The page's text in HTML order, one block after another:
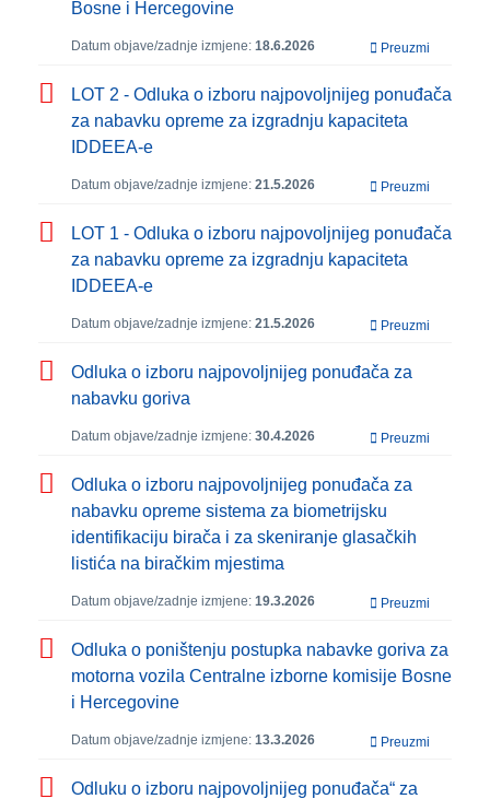
Bosne i Hercegovine
Datum objave/zadnje izmjene: 18.6.2026 Preuzmi
LOT 2 - Odluka o izboru najpovoljnijeg ponuđača
za nabavku opreme za izgradnju kapaciteta
IDDEEA-e
Datum objave/zadnje izmjene: 21.5.2026 Preuzmi
LOT 1 - Odluka o izboru najpovoljnijeg ponuđača
za nabavku opreme za izgradnju kapaciteta
IDDEEA-e
Datum objave/zadnje izmjene: 21.5.2026 Preuzmi
Odluka o izboru najpovoljnijeg ponuđača za
nabavku goriva
Datum objave/zadnje izmjene: 30.4.2026 Preuzmi
Odluka o izboru najpovoljnijeg ponuđača za
nabavku opreme sistema za biometrijsku
identifikaciju birača i za skeniranje glasačkih
listića na biračkim mjestima
Datum objave/zadnje izmjene: 19.3.2026 Preuzmi
Odluka o poništenju postupka nabavke goriva za
motorna vozila Centralne izborne komisije Bosne
i Hercegovine
Datum objave/zadnje izmjene: 13.3.2026 Preuzmi
Odluku o izboru najpovoljnijeg ponuđača“ za